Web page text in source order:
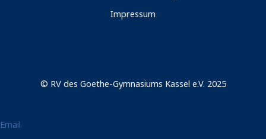
Impressum
© RV des Goethe-Gymnasiums Kassel e.V. 2025
Email